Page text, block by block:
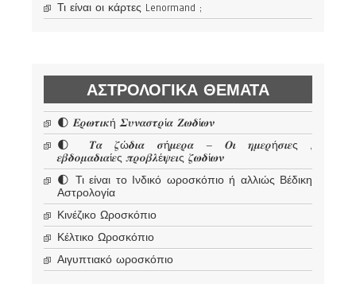
Τι είναι οι κάρτες Lenormand ;
ΑΣΤΡΟΛΟΓΙΚΆ ΘΈΜΑΤΑ
🌓 𝜠𝝆𝝎𝝉𝜾𝜿ή 𝜮𝝊𝝂𝜶𝝈𝝉𝝆ί𝜶 𝜡𝝎𝜹ί𝝎𝝂
🌓 𝜯𝜶 𝜻ώ𝜹𝜾𝜶 𝝈ή𝝁𝜺𝝆𝜶 – 𝜪𝜾 𝜼𝝁𝜺𝝆ή𝝈𝜾𝜺ς ,
𝜺𝜷𝜹𝝄𝝁𝜶𝜹𝜾𝜶ί𝜺ς 𝝅𝝆𝝄𝜷𝝀έ𝝍𝜺𝜾ς 𝜻𝝎𝜹ί𝝎𝝂
🌓 Τι είναι το Ινδικό ωροσκόπιο ή αλλιώς Βέδικη
Αστρολογία
Κινέζικο Ωροσκόπιο
Κέλτικο Ωροσκόπιο
Αιγυπτιακό ωροσκόπιο